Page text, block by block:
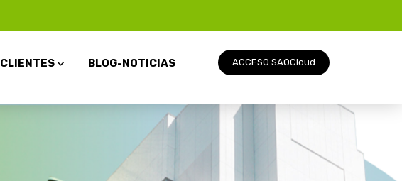
ACCESO SAOCloud
CLIENTES BLOG-NOTICIAS